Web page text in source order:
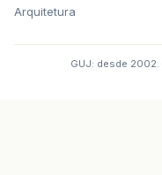
Arquitetura
GUJ: desde 2002.